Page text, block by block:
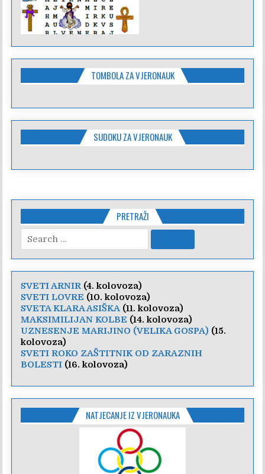
TOMBOLA ZA VJERONAUK
SUDOKU ZA VJERONAUK
PRETRAŽI
for:
SVETI ARNIR(4. kolovoza)
SVETI LOVRE (10. kolovoza)
SVETA KLARA ASIŠKA (11. kolovoza)
MAKSIMILIJAN KOLBE (14. kolovoza)
UZNESENJE MARIJINO (VELIKA GOSPA) (15.
kolovoza)
SVETI ROKO ZAŠTITNIK OD ZARAZNIH
BOLESTI (16. kolovoza)
NATJECANJE IZ VJERONAUKA